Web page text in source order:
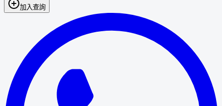
加入查詢